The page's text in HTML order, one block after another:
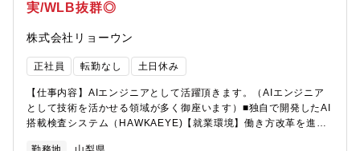
実/WLB抜群◎
株式会社リョーウン
正社員 転勤なし 土日休み
【仕事内容】AIエンジニアとして活躍頂きます。（AIエンジニア
として技術を活かせる領域が多く御座います）■独自で開発したAI
搭載検査システム（HAWKAEYE)【就業環境】働き方改革を進め